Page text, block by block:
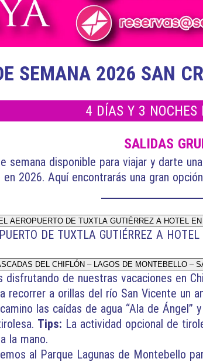
SEMANA 2026 SAN
4 DÍAS Y 3 NOCHES
SALIDAS
semana disponible para viajar y darte una
en 2026. Aquí encontrarás una gran
AEROPUERTO DE TUXTLA GUTIÉRREZ A HOTEL
DE TUXTLA GUTIÉRREZ A
DEL CHIFLÓN – LAGOS DE MONTEBELLO –
disfrutando de nuestras vacaciones en
recorrer a orillas del río San Vicente un
las caídas de agua “Ala de
Tips: La actividad opcional de
la mano.
al Parque Lagunas de Montebello